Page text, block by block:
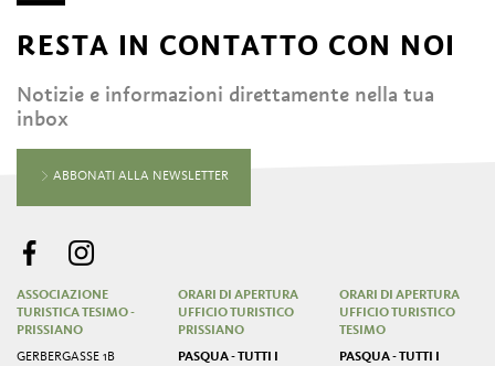
RESTA IN CONTATTO CON NOI
Notizie e informazioni direttamente nella tua
inbox
ABBONATI ALLA NEWSLETTER
ASSOCIAZIONE
TURISTICA TESIMO -
PRISSIANO
GERBERGASSE 1B
ORARI DI APERTURA
UFFICIO TURISTICO
PRISSIANO
PASQUA - TUTTI I
ORARI DI APERTURA
UFFICIO TURISTICO
TESIMO
PASQUA - TUTTI I